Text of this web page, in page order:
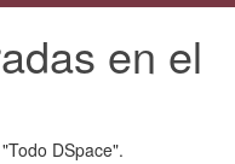
en el
DSpace".